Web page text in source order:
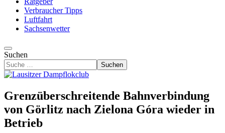
Verbraucher Tipps
Luftfahrt
Sachsenwetter
Suchen
Suchen
Grenzüberschreitende Bahnverbindung
von Görlitz nach Zielona Góra wieder in
Betrieb